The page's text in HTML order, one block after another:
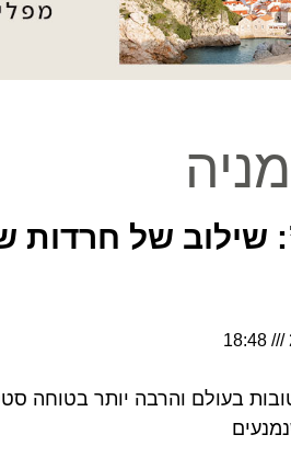
שילוב של חרדות
והרבה יותר בטוחה